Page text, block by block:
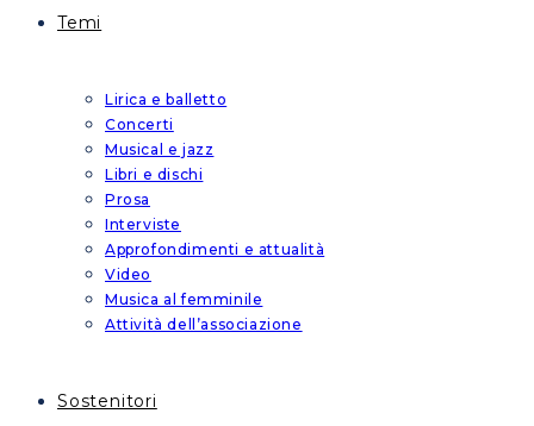
Temi
Lirica e balletto
Concerti
Musical e jazz
Libri e dischi
Prosa
Interviste
Approfondimenti e attualità
Video
Musica al femminile
Attività dell’associazione
Sostenitori